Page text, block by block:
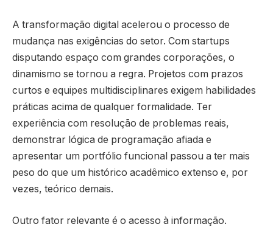
A transformação digital acelerou o processo de
mudança nas exigências do setor. Com startups
disputando espaço com grandes corporações, o
dinamismo se tornou a regra. Projetos com prazos
curtos e equipes multidisciplinares exigem habilidades
práticas acima de qualquer formalidade. Ter
experiência com resolução de problemas reais,
demonstrar lógica de programação afiada e
apresentar um portfólio funcional passou a ter mais
peso do que um histórico acadêmico extenso e, por
vezes, teórico demais.
Outro fator relevante é o acesso à informação.